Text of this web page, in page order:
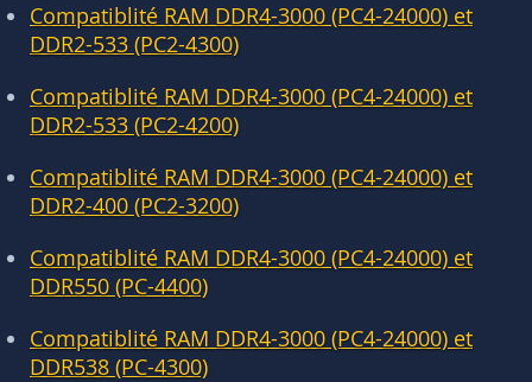
Compatiblité RAM DDR4-3000 (PC4-24000) et
DDR2-533 (PC2-4300)
Compatiblité RAM DDR4-3000 (PC4-24000) et
DDR2-533 (PC2-4200)
Compatiblité RAM DDR4-3000 (PC4-24000) et
DDR2-400 (PC2-3200)
Compatiblité RAM DDR4-3000 (PC4-24000) et
DDR550 (PC-4400)
Compatiblité RAM DDR4-3000 (PC4-24000) et
DDR538 (PC-4300)